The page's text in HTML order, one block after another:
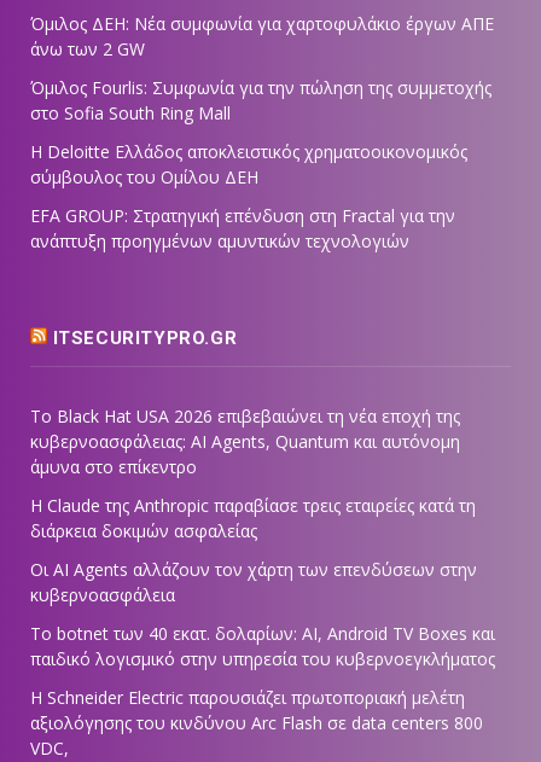
Όμιλος ΔΕΗ: Νέα συμφωνία για χαρτοφυλάκιο έργων ΑΠΕ
άνω των 2 GW
Όμιλος Fourlis: Συμφωνία για την πώληση της συμμετοχής
στο Sofia South Ring Mall
Η Deloitte Ελλάδος αποκλειστικός χρηματοοικονομικός
σύμβουλος του Ομίλου ΔΕΗ
EFA GROUP: Στρατηγική επένδυση στη Fractal για την
ανάπτυξη προηγμένων αμυντικών τεχνολογιών
ITSECURITYPRO.GR
Το Black Hat USA 2026 επιβεβαιώνει τη νέα εποχή της
κυβερνοασφάλειας: AI Agents, Quantum και αυτόνομη
άμυνα στο επίκεντρο
Η Claude της Anthropic παραβίασε τρεις εταιρείες κατά τη
διάρκεια δοκιμών ασφαλείας
Οι AI Agents αλλάζουν τον χάρτη των επενδύσεων στην
κυβερνοασφάλεια
Το botnet των 40 εκατ. δολαρίων: AI, Android TV Boxes και
παιδικό λογισμικό στην υπηρεσία του κυβερνοεγκλήματος
Η Schneider Electric παρουσιάζει πρωτοποριακή μελέτη
αξιολόγησης του κινδύνου Arc Flash σε data centers 800
VDC,